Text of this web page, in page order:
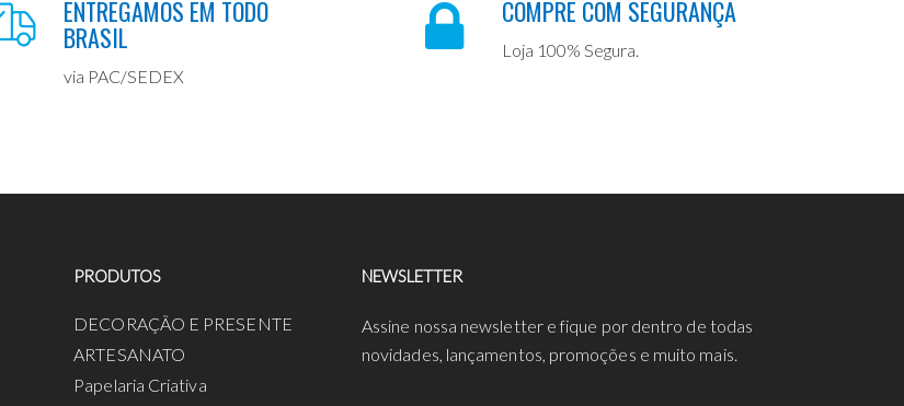
ENTREGAMOS EM TODO
BRASIL
via PAC/SEDEX
COMPRE COM SEGURANÇA
Loja 100% Segura.
PRODUTOS
DECORAÇÃO E PRESENTE
ARTESANATO
Papelaria Criativa
NEWSLETTER
Assine nossa newsletter e fique por dentro de todas
novidades, lançamentos, promoções e muito mais.